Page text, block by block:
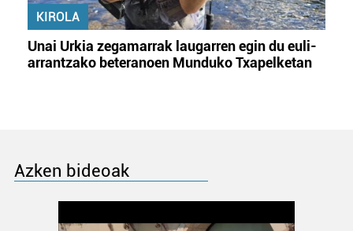
KIROLA
Unai Urkia zegamarrak laugarren egin du euli-
arrantzako beteranoen Munduko Txapelketan
Azken bideoak